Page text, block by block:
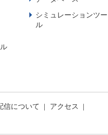
シミュレーションツー
ル
信について
アクセス